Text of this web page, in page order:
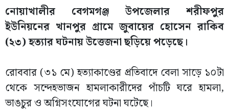
নোয়াখালীর বেগমগঞ্জ উপজেলার শরীফপুর
ইউনিয়নের খানপুর গ্রামে জুবায়ের হোসেন রাকিব
(২৩) হত্যার ঘটনায় উত্তেজনা ছড়িয়ে পড়েছে।
রোববার (৩১ মে) হত্যাকাণ্ডের প্রতিবাদে বেলা সাড়ে ১০টা
থেকে সন্দেহভাজন হামলাকারীদের পাঁচটি ঘরে হামলা,
ভাঙচুর ও অগ্নিসংযোগের ঘটনা ঘটেছে।